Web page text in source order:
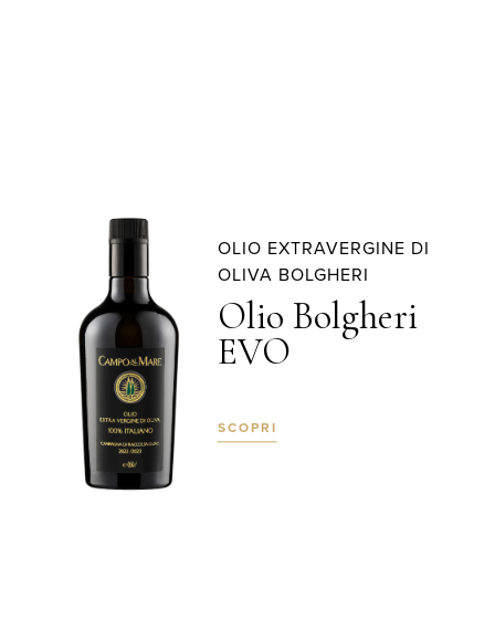
OLIO EXTRAVERGINE DI
OLIVA BOLGHERI
Olio Bolgheri
EVO
SCOPRI